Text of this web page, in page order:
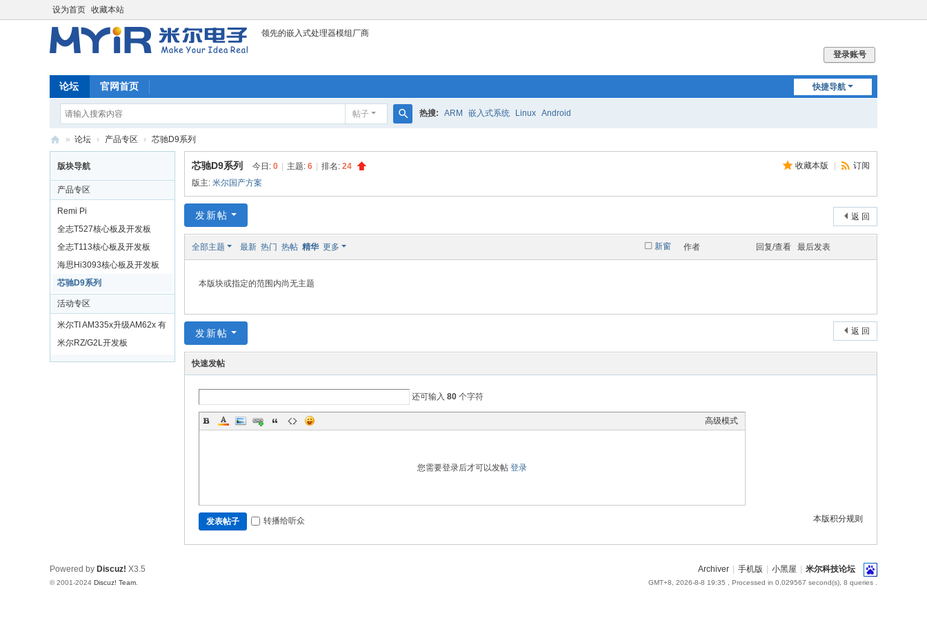
设为首页 收藏本站
领先的嵌入式处理器模组厂商
登录账号
快捷导航
论坛 官网首页
帖子
索
热搜: ARM 嵌入式系统 Linux Android
尔
科
坛
» 论坛 › 产品专区 › 芯驰D9系列
版块导航
产品专区
Remi Pi
全志T527核心板及开发板
全志T113核心板及开发板
海思Hi3093核心板及开发板
芯驰D9系列
活动专区
米尔TI AM335x升级AM62x 有
奖活动
米尔RZ/G2L开发板
收藏本版 订阅
芯驰D9系列 今日: 0 主题: 6 排名: 24
版主: 米尔国产方案
返 回
发新帖
新窗
全部主题 最新 热门 热帖 精华 更多 作者 回复/查看 最后发表
本版块或指定的范围内尚无主题
返 回
发新帖
快速发帖
还可输入 80 个字符
高级模式
您需要登录后才可以发帖 登录
本版积分规则
发表帖子 转播给听众
Archiver 手机版 小黑屋 米尔科技论坛
GMT+8, 2026-8-8 19:35 , Processed in 0.029567 second(s), 8 queries .
Powered by Discuz! X3.5
© 2001-2024 Discuz! Team